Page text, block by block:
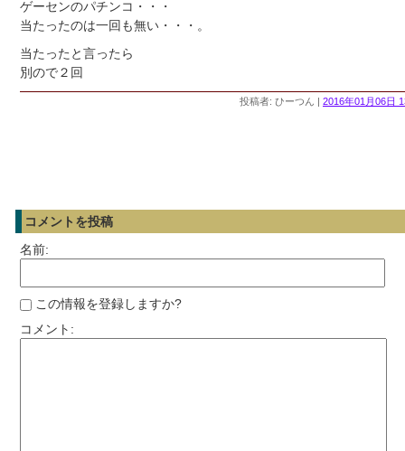
ゲーセンのパチンコ・・・
当たったのは一回も無い・・・。
当たったと言ったら
別ので２回
投稿者: ひーつん | 2016年01月06日
コメントを投稿
名前:
この情報を登録しますか?
コメント: